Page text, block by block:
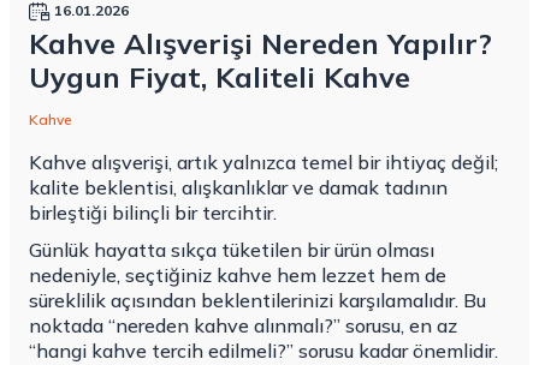
16.01.2026
Kahve Alışverişi Nereden Yapılır?
Uygun Fiyat, Kaliteli Kahve
Kahve
Kahve alışverişi, artık yalnızca temel bir ihtiyaç değil;
kalite beklentisi, alışkanlıklar ve damak tadının
birleştiği bilinçli bir tercihtir.
Günlük hayatta sıkça tüketilen bir ürün olması
nedeniyle, seçtiğiniz kahve hem lezzet hem de
süreklilik açısından beklentilerinizi karşılamalıdır. Bu
noktada “nereden kahve alınmalı?” sorusu, en az
“hangi kahve tercih edilmeli?” sorusu kadar önemlidir.